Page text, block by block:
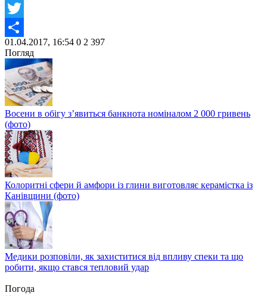
Facebook
Twitter
Share
01.04.2017, 16:54 0 2 397
Погляд
Восени в обігу з’явиться банкнота номіналом 2 000 гривень
(фото)
Колоритні сфери й амфори із глини виготовляє керамістка із
Канівщини (фото)
Медики розповіли, як захиститися від впливу спеки та що
робити, якщо стався тепловий удар
Погода